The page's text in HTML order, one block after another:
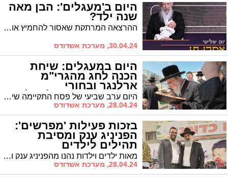
היום ב'מעגלים': הבן מאה
שנה ילד?
ההרצאה המרתקת שאסור להחמיץ אותה: הרה"ג רבי צבי קושלבסקי שליט"א, שנס הולדת בנו הסעיר את העולם. כל הפרטים
30.04.24, מערכת אשדודס
היום במעגלים: שיחת
הכנה לחג מהגרי"מ
ארלנגר ובחורי
הישיבות נערכים לטיול היום ערב שביעי של פסח התקיימה שיחת הכנה לחג מפי הגרי"מ ארלנגר שליט"א * וגם: בחורי הישיבות ששקדו בימי בין הזמנים יהנו מטיול לאחר הפסח
28.04.24, מערכת אשדודס
בזכות פעילות 'מפרשים':
הפניניג ענק ומסיבת
תהילים לילדים
מאות ילדים וילדות נהנו מהפניניג ענק ומסיבת תהילים יחד עם המרכז לצעירים "ילדי שגיא ויעקב". הרב חיים אמסילי חבר מועצת העיר קצר שבח והערכה על הפעילויות
28.04.24, מערכת אשדודס